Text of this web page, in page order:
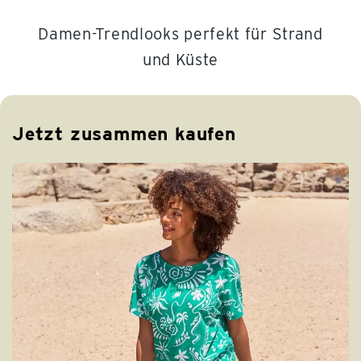
Damen-Trendlooks perfekt für Strand
und Küste
Jetzt zusammen kaufen